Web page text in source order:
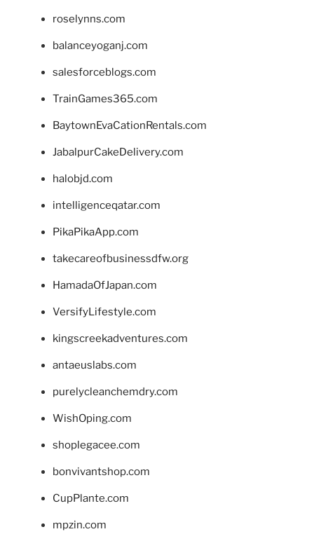
roselynns.com
balanceyoganj.com
salesforceblogs.com
TrainGames365.com
BaytownEvaCationRentals.com
JabalpurCakeDelivery.com
halobjd.com
intelligenceqatar.com
PikaPikaApp.com
takecareofbusinessdfw.org
HamadaOfJapan.com
VersifyLifestyle.com
kingscreekadventures.com
antaeuslabs.com
purelycleanchemdry.com
WishOping.com
shoplegacee.com
bonvivantshop.com
CupPlante.com
mpzin.com